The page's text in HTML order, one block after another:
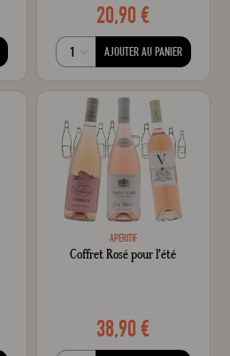
20,90 €
AJOUTER AU PANIER
APÉRITIF
Coffret Rosé pour l'été
38,90 €